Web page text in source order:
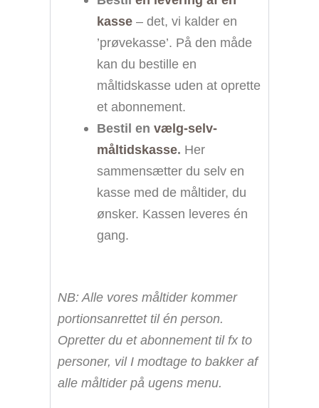
kasse – det, vi kalder en
’prøvekasse’. På den måde
kan du bestille en
måltidskasse uden at oprette
et abonnement.
Bestil en vælg-selv-
måltidskasse. Her
sammensætter du selv en
kasse med de måltider, du
ønsker. Kassen leveres én
gang.
NB: Alle vores måltider kommer
portionsanrettet til én person.
Opretter du et abonnement til fx to
personer, vil I modtage to bakker af
alle måltider på ugens menu.